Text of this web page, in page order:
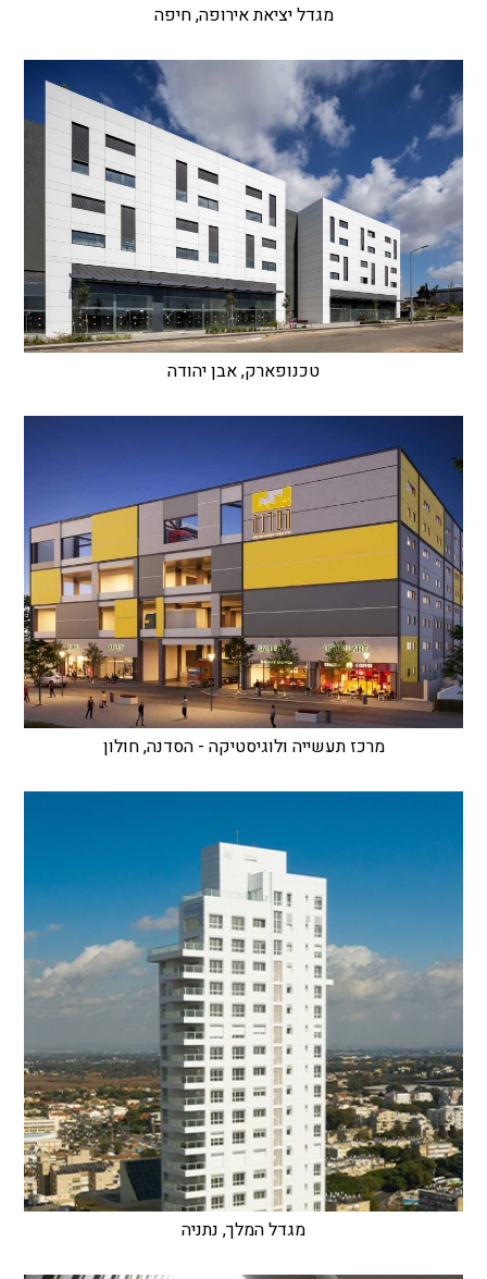
מגדל יציאת אירופה, חיפה
טכנופארק, אבן יהודה
מרכז תעשייה ולוגיסטיקה - הסדנה, חולון
מגדל המלך, נתניה